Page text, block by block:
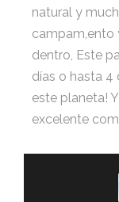
natural y
campam,ento
dentro, Este
días o hasta 4
este planeta!
excelente